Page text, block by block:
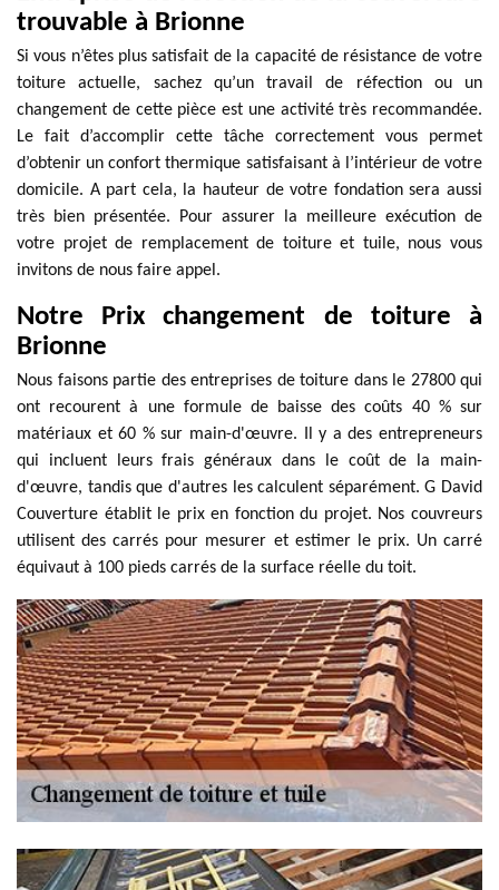
trouvable à Brionne
Si vous n’êtes plus satisfait de la capacité de résistance de votre
toiture actuelle, sachez qu’un travail de réfection ou un
changement de cette pièce est une activité très recommandée.
Le fait d’accomplir cette tâche correctement vous permet
d’obtenir un confort thermique satisfaisant à l’intérieur de votre
domicile. A part cela, la hauteur de votre fondation sera aussi
très bien présentée. Pour assurer la meilleure exécution de
votre projet de remplacement de toiture et tuile, nous vous
invitons de nous faire appel.
Notre Prix changement de toiture à
Brionne
Nous faisons partie des entreprises de toiture dans le 27800 qui
ont recourent à une formule de baisse des coûts 40 % sur
matériaux et 60 % sur main-d'œuvre. Il y a des entrepreneurs
qui incluent leurs frais généraux dans le coût de la main-
d'œuvre, tandis que d'autres les calculent séparément. G David
Couverture établit le prix en fonction du projet. Nos couvreurs
utilisent des carrés pour mesurer et estimer le prix. Un carré
équivaut à 100 pieds carrés de la surface réelle du toit.